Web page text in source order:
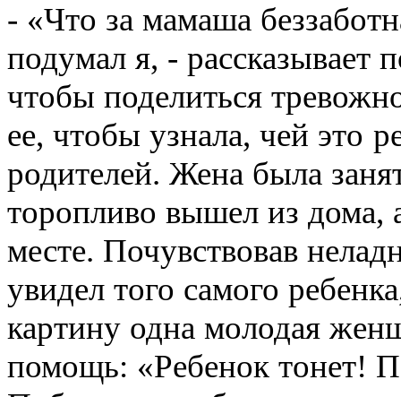
- «Что за мамаша
подумал я, -
чтобы поделиться
ее, чтобы узнала, чей это
родителей. Жена была
торопливо вышел из дома,
месте. Почувствовав
увидел того самого
картину одна молодая
помощь: «Ребенок тонет!